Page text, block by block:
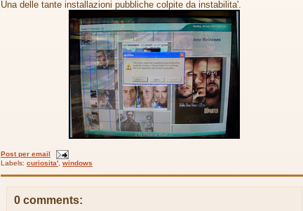
Una delle tante installazioni pubbliche colpite da instabilita'.
Post per email
Labels: curiosita' windows
0 comments: